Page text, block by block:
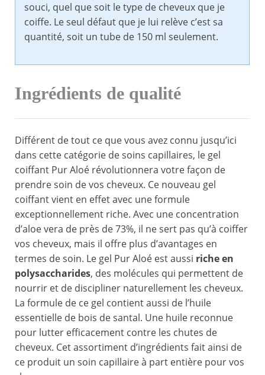
souci, quel que soit le type de cheveux que je
coiffe. Le seul défaut que je lui relève c’est sa
quantité, soit un tube de 150 ml seulement.
Ingrédients de qualité
Différent de tout ce que vous avez connu jusqu’ici
dans cette catégorie de soins capillaires, le gel
coiffant Pur Aloé révolutionnera votre façon de
prendre soin de vos cheveux. Ce nouveau gel
coiffant vient en effet avec une formule
exceptionnellement riche. Avec une concentration
d’aloe vera de près de 73%, il ne sert pas qu’à coiffer
vos cheveux, mais il offre plus d’avantages en
termes de soin. Le gel Pur Aloé est aussi riche en
polysaccharides, des molécules qui permettent de
nourrir et de discipliner naturellement les cheveux.
La formule de ce gel contient aussi de l’huile
essentielle de bois de santal. Une huile reconnue
pour lutter efficacement contre les chutes de
cheveux. Cet assortiment d’ingrédients fait ainsi de
ce produit un soin capillaire à part entière pour vos